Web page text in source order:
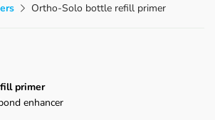
Ortho-Solo bottle refill primer
primer
enhancer